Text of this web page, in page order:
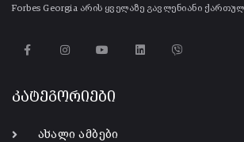
Forbes Georgia არის ყველაზე გავლენიანი
კატეგორიები
ახალი ამბები